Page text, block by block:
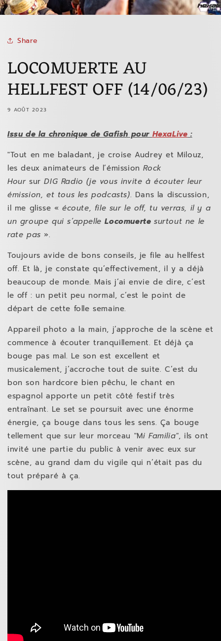
Share
LOCOMUERTE AU
HELLFEST OFF (14/06/23)
9 AOÛT 2023
Issu de la chronique de Gafish pour HexaLive :
"Tout en me baladant, je croise Audrey et Milouz,
les deux animateurs de l’émission Rock
Hour sur DIG Radio (je vous invite à écouter leur
émission, et tous les podcasts). Dans la discussion,
il me glisse « écoute, file sur le off, tu verras, il y a
un groupe qui s’appelle Locomuerte surtout ne le
rate pas ».
Toujours avide de bons conseils, je file au hellfest
off. Et là, je constate qu’effectivement, il y a déjà
beaucoup de monde. Mais j’ai envie de dire, c’est
le off : un petit peu normal, c’est le point de
départ de cette folle semaine.
Appareil photo a la main, j’approche de la scène et
commence à écouter tranquillement. Et déjà ça
bouge pas mal. Le son est excellent et
musicalement, j’accroche tout de suite. C’est du
bon son hardcore bien pêchu, le chant en
espagnol apporte un petit côté festif très
entraînant. Le set se poursuit avec une énorme
énergie, ça bouge dans tous les sens. Ça bouge
tellement que sur leur morceau "Mi Familia", ils ont
invité une partie du public à venir avec eux sur
scène, au grand dam du vigile qui n’était pas du
tout préparé à ça.